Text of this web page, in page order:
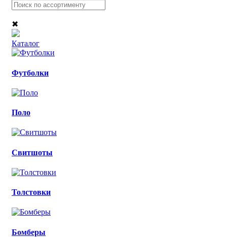
✖
Каталог
Футболки
Поло
Свитшоты
Толстовки
Бомберы